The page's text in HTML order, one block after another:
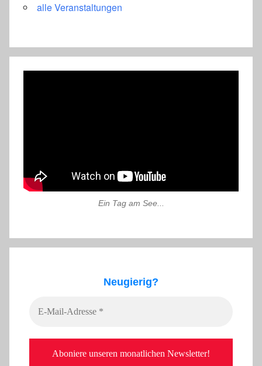
alle Veranstaltungen
Ein Tag am See...
Neugierig?